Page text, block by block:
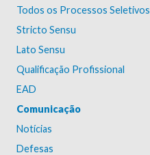
Todos os Processos Seletivos
Stricto Sensu
Lato Sensu
Qualificação Profissional
EAD
Comunicação
Notícias
Defesas